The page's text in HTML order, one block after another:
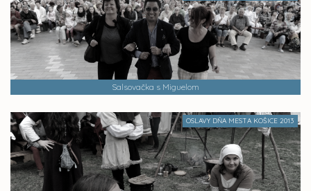
Salsovačka s Miguelom
OSLAVY DŇA MESTA KOŠICE 2013